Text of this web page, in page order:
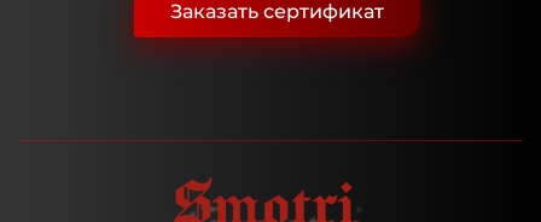
Заказать сертификат